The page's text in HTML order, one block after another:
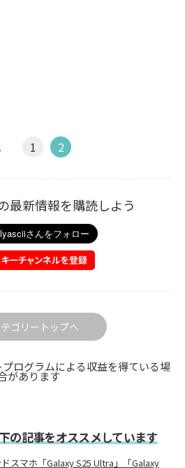
1 2
最新情報を購読しよう
ゴリートップへ
ログラムによる収益を得ている場
があります
の記事をオススメしています
スマホ「Galaxy S25 Ultra」「Galaxy